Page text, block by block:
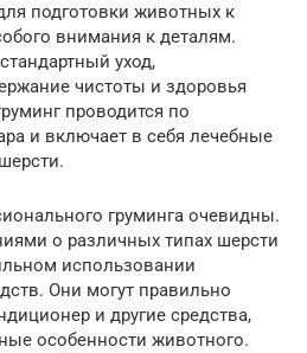
подготовки животных к
внимания к деталям.
уход,
чистоты и здоровья
проводится по
и включает в себя лечебные
груминга очевидны.
о различных типах шерсти
использовании
Они могут правильно
и другие средства,
особенности животного.